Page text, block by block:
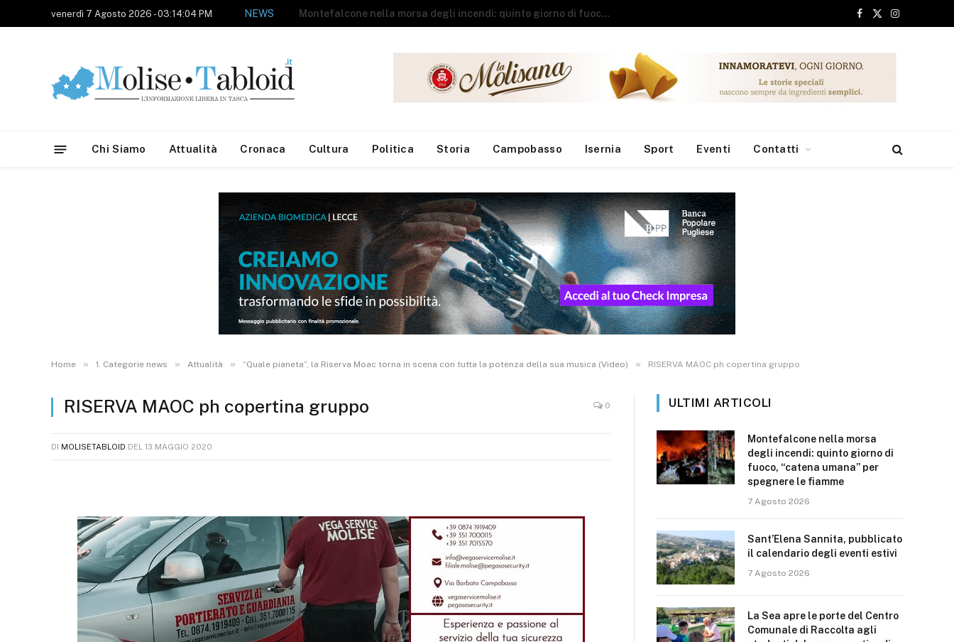
venerdì 7 Agosto 2026 - 03:14:04 PM NEWS Sant’Elena Sannita, pubblicato il calendario degli eventi estivi
Facebook
X
Instagram
Chi Siamo Attualità Cronaca Cultura Politica Storia Campobasso Isernia Sport Eventi Contatti
Home » 1. Categorie news » Attualità » “Quale pianeta”, la Riserva Moac torna in scena con tutta la potenza della sua musica (Video) » RISERVA MAOC ph copertina gruppo
RISERVA MAOC ph copertina gruppo 0
DI MOLISETABLOID DEL 13 MAGGIO 2020
ULTIMI ARTICOLI
Montefalcone nella morsa
degli incendi: quinto giorno di
fuoco, “catena umana” per
spegnere le fiamme
7 Agosto 2026
Sant’Elena Sannita, pubblicato
il calendario degli eventi estivi
7 Agosto 2026
La Sea apre le porte del Centro
Comunale di Raccolta agli